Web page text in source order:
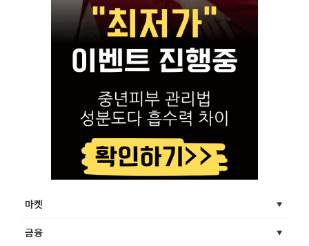
마켓
금융